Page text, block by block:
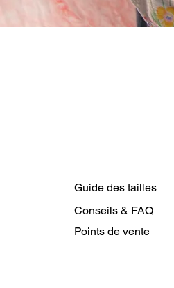
Guide des tailles
Conseils & FAQ
Points de vente